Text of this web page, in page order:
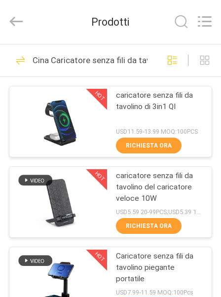
CASA
PRODOTTI
GIRO
DELLA
FABBRICA
CONTROLLO
DI
QUALITÀ
Ltd..
Reserved.
Caricatore della
radio del supporto
dell'automobile
35
Caricatore senza fili
da tavolino
59
Caricatore senza fili
Prodotti
Cina Caricatore senza fili da tavolino
HOT
caricatore senza fili da
tavolino di 3in1 QI
USD11.59-13.99 MOQ:100PCS
RICHIESTA ORA
HOT
caricatore senza fili da
tavolino del caricatore
veloce 10W
RICHIESTA ORA
HOT
Caricatore senza fili da
tavolino piegante
portatile
USD7.99-11.59 MOQ:100Pcs